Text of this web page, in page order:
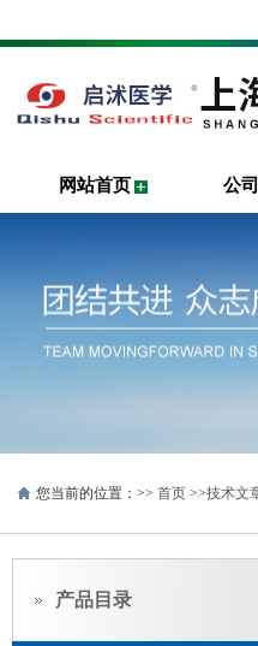
网站首页 公
您当前的位置：>> 首页 >>技术文
产品目录